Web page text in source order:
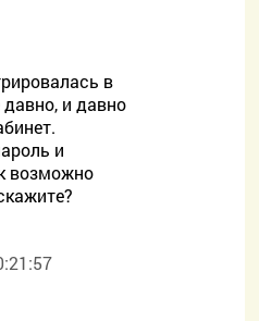
в
и давно
и
возможно